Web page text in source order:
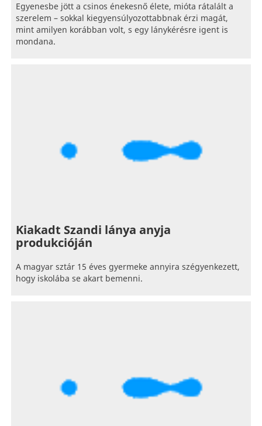
Egyenesbe jött a csinos énekesnő élete, mióta rátalált a
szerelem – sokkal kiegyensúlyozottabbnak érzi magát,
mint amilyen korábban volt, s egy lánykérésre igent is
mondana.
Kiakadt Szandi lánya anyja
produkcióján
A magyar sztár 15 éves gyermeke annyira szégyenkezett,
hogy iskolába se akart bemenni.